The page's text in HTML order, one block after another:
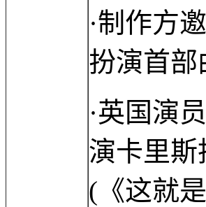
·制作方
扮演首部
·英国演
演卡里斯
(《这就